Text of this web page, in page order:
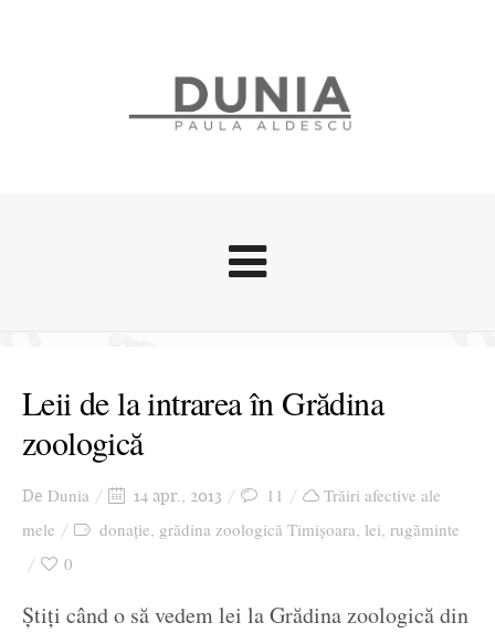
Stari afective
Zice Dunia
Cursuri povestite
Ziua culorii
Leii de la intrarea în Grădina
zoologică
De Dunia 14 apr., 2013 11
Trăiri afective ale
mele
donație, grădina zoologică Timișoara, lei, rugăminte
0
Știți când o să vedem lei la Grădina zoologică din